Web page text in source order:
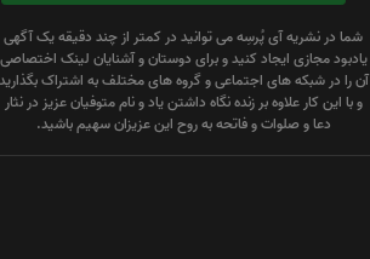
شما در نشریه آی پُرسِه می توانید در کمتر از چند دقیقه یک آگهی
یادبود مجازی ایجاد کنید و برای دوستان و آشنایان لینک اختصاصی
آن را در شبکه های اجتماعی و گروه های مختلف به اشتراک بگذارید
و با این کار علاوه بر زنده نگاه داشتن یاد و نام متوفیان عزیز در نثار
دعا و صلوات و فاتحه به روح این عزیزان سهیم باشید.